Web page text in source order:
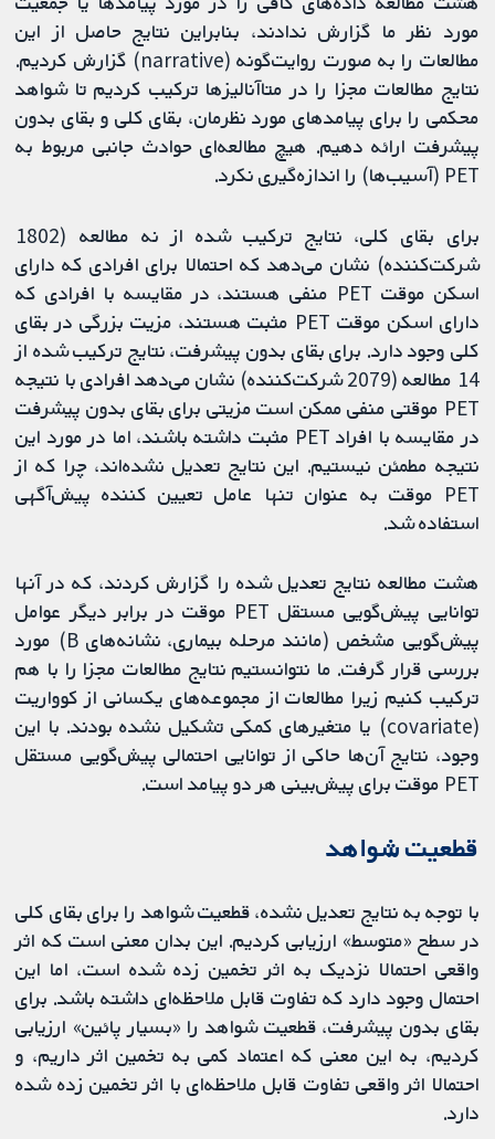
مورد نظر ما گزارش ندادند، بنابراین نتایج حاصل از این
مطالعات را به صورت روایت‌گونه (narrative) گزارش کردیم.
نتایج مطالعات مجزا را در متاآنالیزها ترکیب کردیم تا شواهد
محکمی را برای پیامدهای مورد نظرمان، بقای کلی و بقای بدون
پیشرفت ارائه دهیم. هیچ مطالعه‌ای حوادث جانبی مربوط به
PET (آسیب‌ها) را اندازه‌گیری نکرد.
برای بقای کلی، نتایج ترکیب شده از نه مطالعه (1802
شرکت‌کننده) نشان می‌دهد که احتمالا برای افرادی که دارای
اسکن موقت PET منفی هستند، در مقایسه با افرادی که
دارای اسکن موقت PET مثبت هستند، مزیت بزرگی در بقای
کلی وجود دارد. برای بقای بدون پیشرفت، نتایج ترکیب شده از
14 مطالعه (2079 شرکت‌کننده) نشان می‌دهد افرادی با نتیجه
PET موقتی منفی ممکن است مزیتی برای بقای بدون پیشرفت
در مقایسه با افراد PET مثبت داشته باشند، اما در مورد این
نتیجه مطمئن نیستیم. این نتایج تعدیل نشده‌اند، چرا که از
PET موقت به عنوان تنها عامل تعیین کننده پیش‌آگهی
استفاده شد.
هشت مطالعه نتایج تعدیل شده را گزارش کردند، که در آنها
توانایی پیش‌گویی مستقل PET موقت در برابر دیگر عوامل
پیش‌گویی مشخص (مانند مرحله بیماری، نشانه‌های B) مورد
بررسی قرار گرفت. ما نتوانستیم نتایج مطالعات مجزا را با هم
ترکیب کنیم زیرا مطالعات از مجموعه‌های یکسانی از کوواریت
(covariate) یا متغیرهای کمکی تشکیل نشده بودند. با این
وجود، نتایج آن‌ها حاکی از توانایی احتمالی پیش‌گویی مستقل
PET موقت برای پیش‌بینی هر دو پیامد است.
قطعیت شواهد
با توجه به نتایج تعدیل نشده، قطعیت شواهد را برای بقای کلی
در سطح «متوسط» ارزیابی کردیم. این بدان معنی است که اثر
واقعی احتمالا نزدیک به اثر تخمین زده شده است، اما این
احتمال وجود دارد که تفاوت قابل ملاحظه‌ای داشته باشد. برای
بقای بدون پیشرفت، قطعیت شواهد را «بسیار پائین» ارزیابی
کردیم، به این معنی که اعتماد کمی به تخمین اثر داریم، و
احتمالا اثر واقعی تفاوت قابل ملاحظه‌ای با اثر تخمین زده شده
دارد.